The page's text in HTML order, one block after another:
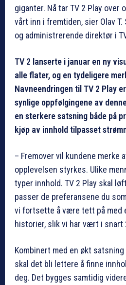
giganter. Nå tar TV 2 Play over
vårt inn i fremtiden, sier Olav
og administrerende direktør i
TV 2 lanserte i januar en ny
alle flater, og en tydeligere
Navneendringen til TV 2 Play
synlige oppfølgingene av
en sterkere satsning både på
kjøp av innhold tilpasset
– Fremover vil kundene merke
opplevelsen styrkes. Ulike
typer innhold. TV 2 Play skal
passer de preferansene du
vi fortsette å være tett på med
historier, slik vi har vært i snart
Kombinert med en økt
skal det bli lettere å finne
deg. Det bygges samtidig